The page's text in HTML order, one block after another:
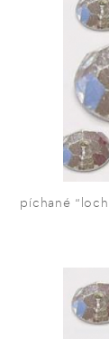
píchané